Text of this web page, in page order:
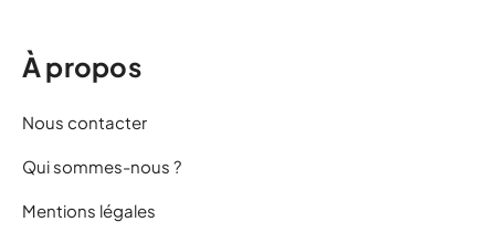
À propos
Nous contacter
Qui sommes-nous ?
Mentions légales